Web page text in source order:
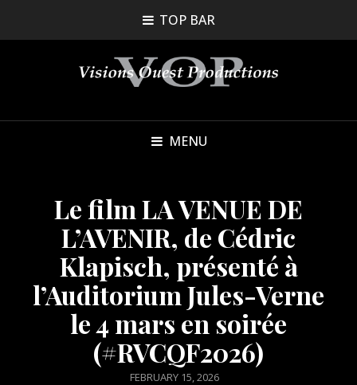
TOP BAR
MENU
Le film LA VENUE DE
L’AVENIR, de Cédric
Klapisch, présenté à
l’Auditorium Jules-Verne
le 4 mars en soirée
(#RVCQF2026)
POSTED
FEBRUARY 15, 2026